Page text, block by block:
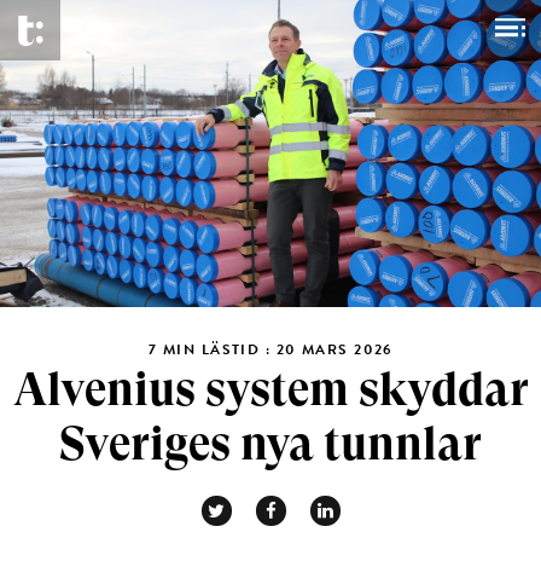
7 MIN LÄSTID : 20 MARS 2026
Alvenius system skyddar
Sveriges nya tunnlar